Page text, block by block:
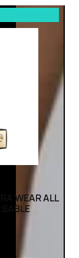
WEAR ALL